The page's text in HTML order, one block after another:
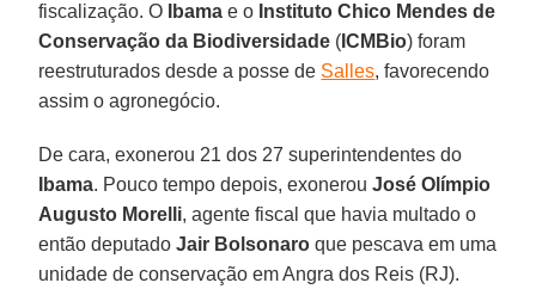
fiscalização. O
Ibama e o Instituto Chico Mendes de
Conservação da Biodiversidade ( ICMBio) foram
reestruturados desde a posse de Salles, favorecendo
assim o agronegócio.
De cara, exonerou 21 dos 27 superintendentes do
Ibama. Pouco tempo depois, exonerouJosé Olímpio
Augusto Morelli, agente fiscal que havia multado o
então deputadoJair Bolsonaro que pescava em uma
unidade de conservação em Angra dos Reis (RJ).